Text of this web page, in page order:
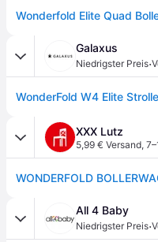
Galaxus
Niedrigster Preis·
WonderFold W4 Elite
XXX Lutz
5,99 € Versand,
All 4 Baby
Niedrigster Preis·